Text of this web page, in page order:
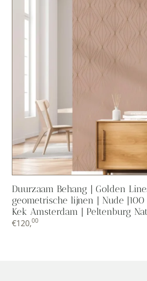
Duurzaam Behang | Golden
geometrische lijnen | Nude
Kek Amsterdam | Peltenburg
€120,00